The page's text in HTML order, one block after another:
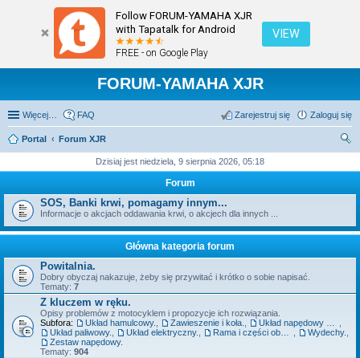
Follow FORUM-YAMAHA XJR
with Tapatalk for Android
FREE - on Google Play
VIEW
FORUM-YAMAHA XJR
Więcej… FAQ Zaloguj się
Zarejestruj się
Portal
Forum XJR
Dzisiaj jest niedziela, 9 sierpnia 2026, 05:18
Forum
SOS, Banki krwi, pomagamy innym...
Informacje o akcjach oddawania krwi, o akcjech dla innych ...
Główna kategoria forum
Powitalnia.
Dobry obyczaj nakazuje, żeby się przywitać i krótko o sobie napisać.
Tematy: 7
Z kluczem w ręku.
Opisy problemów z motocyklem i propozycje ich rozwiązania.
Subfora:
Układ hamulcowy. Zawieszenie i koła.
Układ paliwowy.
Układ elektryczny. Wydechy.
Zestaw napędowy.
Tematy: 904